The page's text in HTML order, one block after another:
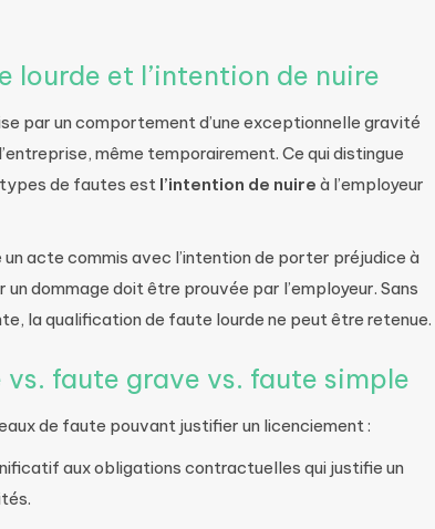
et l’intention de nuire
par un comportement d’une exceptionnelle gravité
même temporairement. Ce qui distingue
de fautes est l’intention de nuire à l’employeur
acte commis avec l’intention de porter préjudice à
dommage doit être prouvée par l’employeur. Sans
la qualification de faute lourde ne peut être retenue.
faute grave vs. faute simple
de faute pouvant justifier un licenciement :
aux obligations contractuelles qui justifie un